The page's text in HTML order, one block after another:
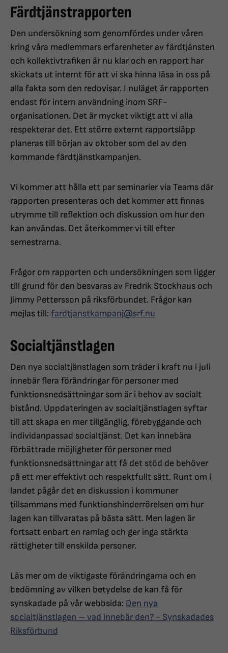
Färdtjänstrapporten
Den undersökning som genomfördes under våren
kring våra medlemmars erfarenheter av färdtjänsten
och kollektivtrafiken är nu klar och en rapport har
skickats ut internt för att vi ska hinna läsa in oss på
alla fakta som den redovisar. I nuläget är rapporten
endast för intern användning inom SRF-
organisationen. Det är mycket viktigt att vi alla
respekterar det. Ett större externt rapportsläpp
planeras till början av oktober som del av den
kommande färdtjänstkampanjen.
Vi kommer att hålla ett par seminarier via Teams där
rapporten presenteras och det kommer att finnas
utrymme till reflektion och diskussion om hur den
kan användas. Det återkommer vi till efter
semestrarna.
Frågor om rapporten och undersökningen som ligger
till grund för den besvaras av Fredrik Stockhaus och
Jimmy Pettersson på riksförbundet. Frågor kan
mejlas till: fardtjanstkampanj@srf.nu
Socialtjänstlagen
Den nya socialtjänstlagen som träder i kraft nu i juli
innebär flera förändringar för personer med
funktionsnedsättningar som är i behov av socialt
bistånd. Uppdateringen av socialtjänstlagen syftar
till att skapa en mer tillgänglig, förebyggande och
individanpassad socialtjänst. Det kan innebära
förbättrade möjligheter för personer med
funktionsnedsättningar att få det stöd de behöver
på ett mer effektivt och respektfullt sätt. Runt om i
landet pågår det en diskussion i kommuner
tillsammans med funktionshinderrörelsen om hur
lagen kan tillvaratas på bästa sätt. Men lagen är
fortsatt enbart en ramlag och ger inga stärkta
rättigheter till enskilda personer.
Läs mer om de viktigaste förändringarna och en
bedömning av vilken betydelse de kan få för
synskadade på vår webbsida: Den nya
socialtjänstlagen – vad innebär den? - Synskadades
Riksförbund